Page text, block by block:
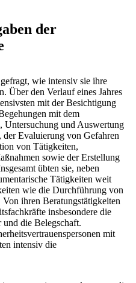
der
wie intensiv sie ihre
Über den Verlauf eines Jahres
mit der Besichtigung
mit dem
Untersuchung und Auswertung
Evaluierung von Gefahren
von Tätigkeiten,
sowie der Erstellung
übten sie, neben
Tätigkeiten weit
wie die Durchführung von
ihren Beratungstätigkeiten
insbesondere die
die Belegschaft.
mit
intensiv die